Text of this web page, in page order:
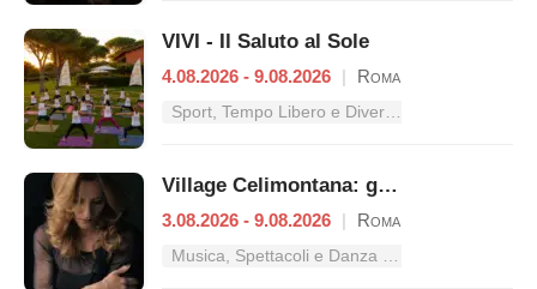
VIVI - Il Saluto al Sole
4.08.2026 - 9.08.2026 | Roma
Sport, Tempo Libero e Divertimento nel Lazio
Village Celimontana: gli appuntamenti dal 3 al 9 agosto
3.08.2026 - 9.08.2026 | Roma
Musica, Spettacoli e Danza nel Lazio